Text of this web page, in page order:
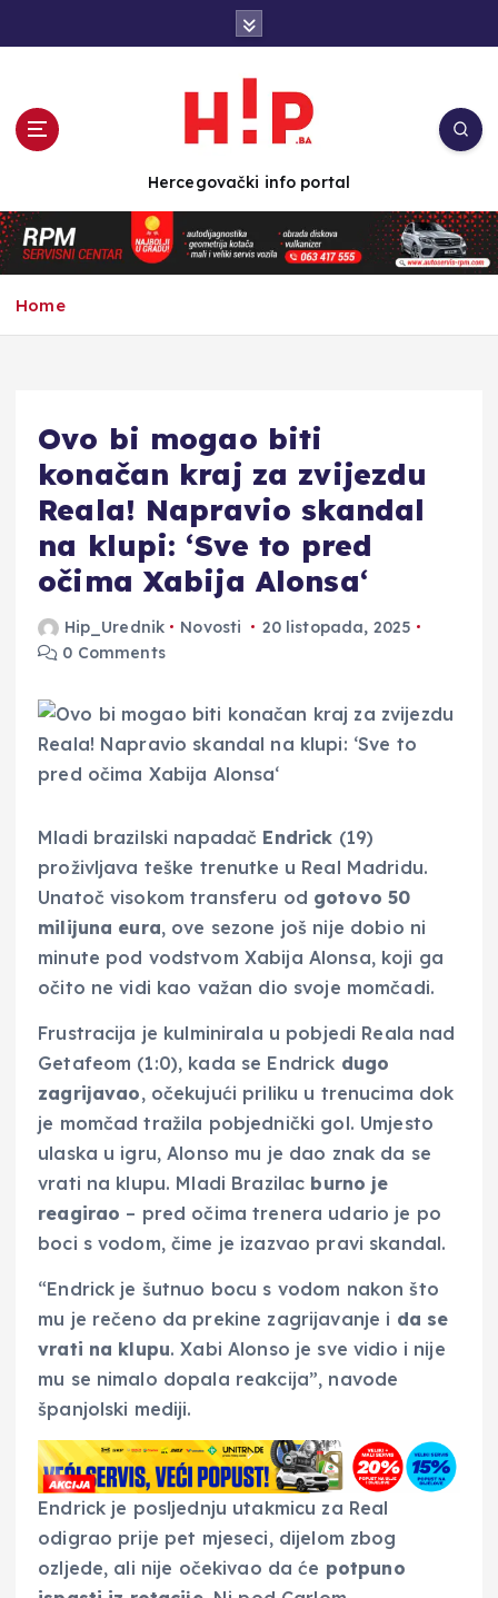
n
t
e
Hercegovački info portal
Home
Ovo bi mogao biti
konačan kraj za zvijezdu
Reala! Napravio skandal
na klupi: ‘Sve to pred
očima Xabija Alonsa‘
Hip_Urednik Novosti
20 listopada, 2025
0 Comments
Mladi brazilski napadač Endrick (19)
proživljava teške trenutke u Real Madridu.
Unatoč visokom transferu od gotovo 50
milijuna eura, ove sezone još nije dobio ni
minute pod vodstvom Xabija Alonsa, koji ga
očito ne vidi kao važan dio svoje momčadi.
Frustracija je kulminirala u pobjedi Reala nad
Getafeom (1:0), kada se Endrick dugo
zagrijavao, očekujući priliku u trenucima dok
je momčad tražila pobjednički gol. Umjesto
ulaska u igru, Alonso mu je dao znak da se
vrati na klupu. Mladi Brazilac burno je
reagirao – pred očima trenera udario je po
boci s vodom, čime je izazvao pravi skandal.
“Endrick je šutnuo bocu s vodom nakon što
mu je rečeno da prekine zagrijavanje i da se
vrati na klupu. Xabi Alonso je sve vidio i nije
mu se nimalo dopala reakcija”, navode
španjolski mediji.
Endrick je posljednju utakmicu za Real
odigrao prije pet mjeseci, dijelom zbog
ozljede, ali nije očekivao da će potpuno